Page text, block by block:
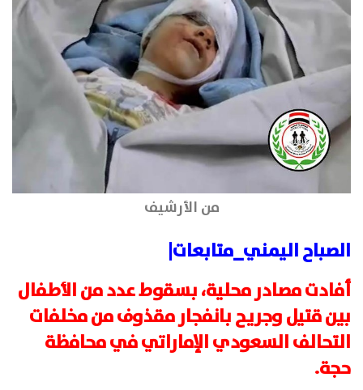
من الأرشيف
الصباح اليمني_متابعات|
أفادت مصادر محلية، بسقوط عدد من الأطفال
بين قتيل وجريح بانفجار مقذوف من مخلفات
التحالف السعودي الإماراتي في محافظة
حجة.